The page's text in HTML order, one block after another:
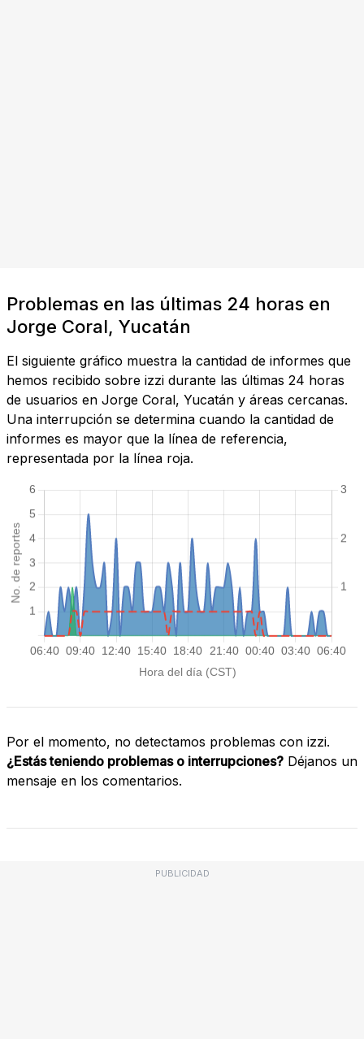
Problemas en las últimas 24 horas en
Jorge Coral, Yucatán
El siguiente gráfico muestra la cantidad de informes que
hemos recibido sobre izzi durante las últimas 24 horas
de usuarios en Jorge Coral, Yucatán y áreas cercanas.
Una interrupción se determina cuando la cantidad de
informes es mayor que la línea de referencia,
representada por la línea roja.
Por el momento, no detectamos problemas con izzi.
¿Estás teniendo problemas o interrupciones? Déjanos un
mensaje en los comentarios.
PUBLICIDAD